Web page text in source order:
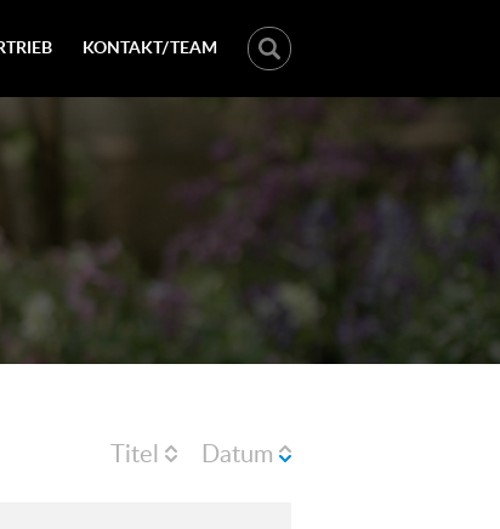
KONTAKT/TEAM
Titel Datum